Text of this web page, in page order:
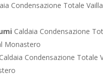
Condensazione Totale
Caldaia Condensazione
Monastero
Caldaia Condensazione Totale